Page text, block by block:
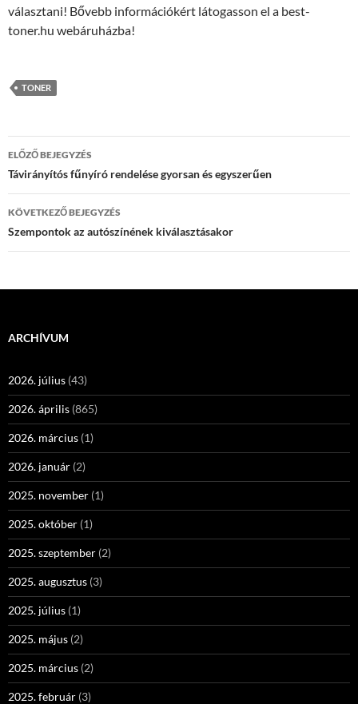
választani! Bővebb információkért látogasson el a best-
toner.hu webáruházba!
TONER
Bejegyzés
navigáció
ELŐZŐ BEJEGYZÉS
Távirányítós fűnyíró rendelése gyorsan és egyszerűen
KÖVETKEZŐ BEJEGYZÉS
Szempontok az autószínének kiválasztásakor
ARCHÍVUM
2026. július (43)
2026. április (865)
2026. március (1)
2026. január (2)
2025. november (1)
2025. október (1)
2025. szeptember (2)
2025. augusztus (3)
2025. július (1)
2025. május (2)
2025. március (2)
2025. február (3)